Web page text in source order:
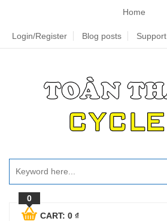
Home
Login/Register Blog posts Support
0
CART: 0 ₫